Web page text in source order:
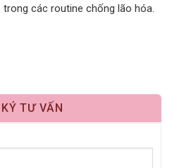
trong các routine chống lão hóa.
TƯ VẤN